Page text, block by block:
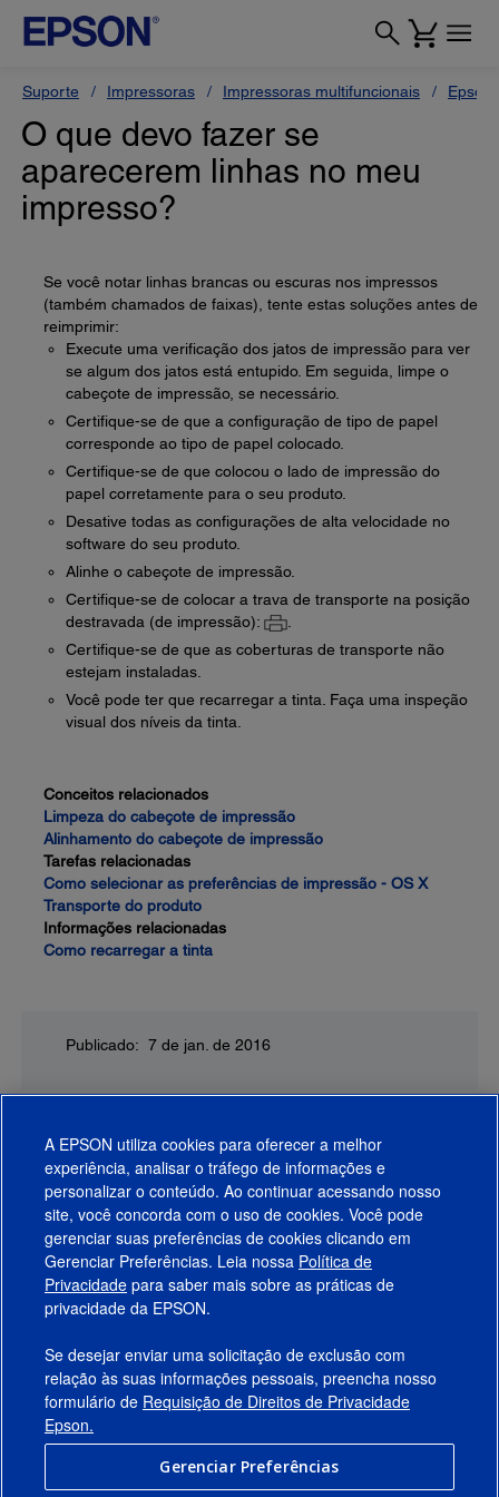
Suporte Impressoras Impressoras multifuncionais Epson
O que devo fazer se
aparecerem linhas no meu
impresso?
Se você notar linhas brancas ou escuras nos impressos
(também chamados de faixas), tente estas soluções antes de
reimprimir:
Execute uma verificação dos jatos de impressão para ver
se algum dos jatos está entupido. Em seguida, limpe o
cabeçote de impressão, se necessário.
Certifique-se de que a configuração de tipo de papel
corresponde ao tipo de papel colocado.
Certifique-se de que colocou o lado de impressão do
papel corretamente para o seu produto.
Desative todas as configurações de alta velocidade no
software do seu produto.
Alinhe o cabeçote de impressão.
Certifique-se de colocar a trava de transporte na posição
destravada (de impressão):
Certifique-se de que as coberturas de transporte não
estejam instaladas.
Você pode ter que recarregar a tinta. Faça uma inspeção
visual dos níveis da tinta.
Conceitos relacionados
Limpeza do cabeçote de impressão
Alinhamento do cabeçote de impressão
Tarefas relacionadas
Como selecionar as preferências de impressão - OS X
Transporte do produto
Informações relacionadas
Como recarregar a tinta
Publicado: 7 de jan. de 2016
Produtos
Suporte
Links Sugeridos
Empresa
Conecte-se com a Epson
A EPSON utiliza cookies para oferecer a melhor
experiência, analisar o tráfego de informações e
personalizar o conteúdo. Ao continuar acessando nosso
site, você concorda com o uso de cookies. Você pode
gerenciar suas preferências de cookies clicando em
Gerenciar Preferências. Leia nossa Política de
Privacidade para saber mais sobre as práticas de
privacidade da EPSON.
Se desejar enviar uma solicitação de exclusão com
relação às suas informações pessoais, preencha nosso
formulário de Requisição de Direitos de Privacidade
Epson.
Gerenciar Preferências